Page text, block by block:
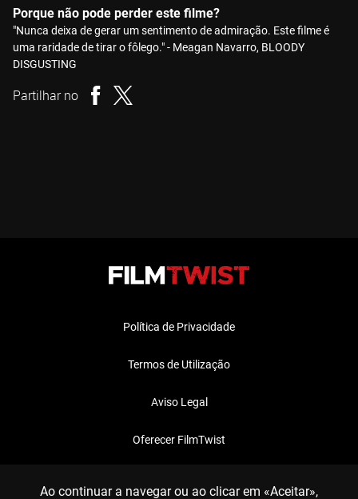
Porque não pode perder este filme?
"Nunca deixa de gerar um sentimento de admiração. Este filme é
uma raridade de tirar o fôlego." - Meagan Navarro, BLOODY
DISGUSTING
Partilhar no
Política de Privacidade
Termos de Utilização
Aviso Legal
Oferecer FilmTwist
Ao continuar a navegar ou ao clicar em «Aceitar»,